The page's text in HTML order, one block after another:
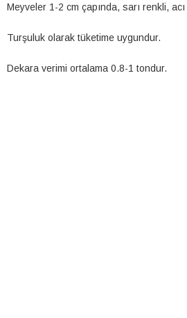
Meyveler 1-2 cm çapında, sarı renkli,
Turşuluk olarak tüketime uygundur.
Dekara verimi ortalama 0.8-1 tondur.